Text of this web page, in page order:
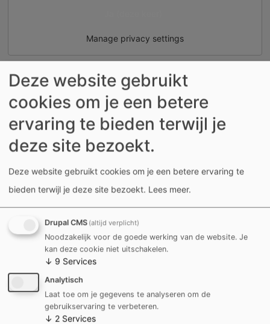
Manage privacy settings
Begraafplaats
Marke
op
Maps
×
Leaflet | ©OpenStreetMap
Deze website gebruikt
cookies om je een betere
ervaring te bieden terwijl je
deze site bezoekt.
Deze website gebruikt cookies om je een betere ervaring te
bieden terwijl je deze site bezoekt. Lees meer.
Drupal CMS (altijd verplicht)
Noodzakelijk voor de goede werking van de website. Je
kan deze cookie niet uitschakelen.
↓ 9 Services
Analytisch
Laat toe om je gegevens te analyseren om de
gebruikservaring te verbeteren.
↓ 2 Services